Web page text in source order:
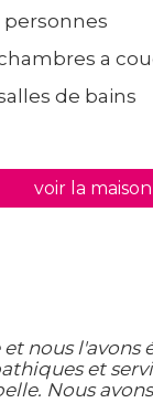
personnes
a
de bains
voir la maison
et nous
et
Nous